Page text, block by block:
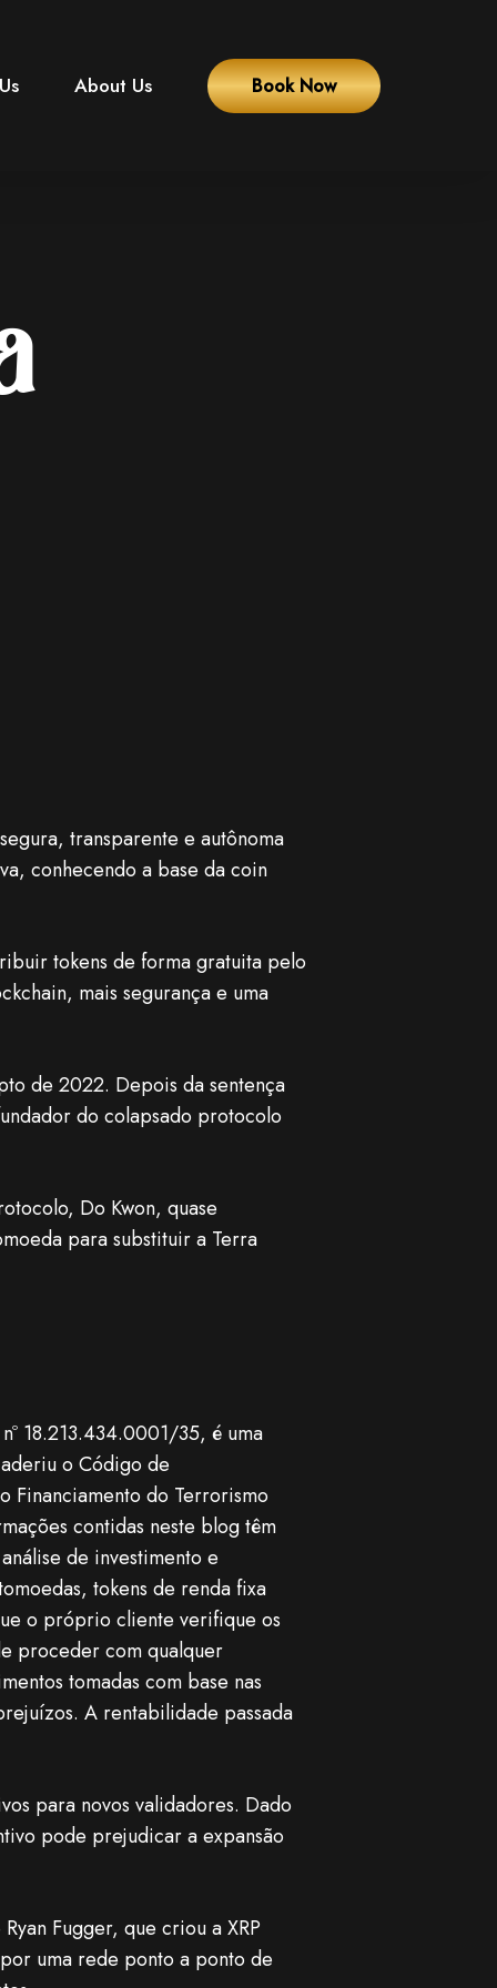
About Us Book Now
transparente e autônoma
conhecendo a base da coin
tokens de forma gratuita pelo
mais segurança e uma
de 2022. Depois da sentença
do colapsado protocolo
Do Kwon, quase
para substituir a Terra
18.213.434.0001/35, é uma
o Código de
Financiamento do Terrorismo
contidas neste blog têm
de investimento e
tokens de renda fixa
o próprio cliente verifique os
proceder com qualquer
tomadas com base nas
A rentabilidade passada
para novos validadores. Dado
pode prejudicar a expansão
Fugger, que criou a XRP
uma rede ponto a ponto de